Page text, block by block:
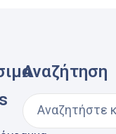
Αναζήτηση